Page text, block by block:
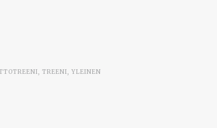
, TREENI, YLEINEN